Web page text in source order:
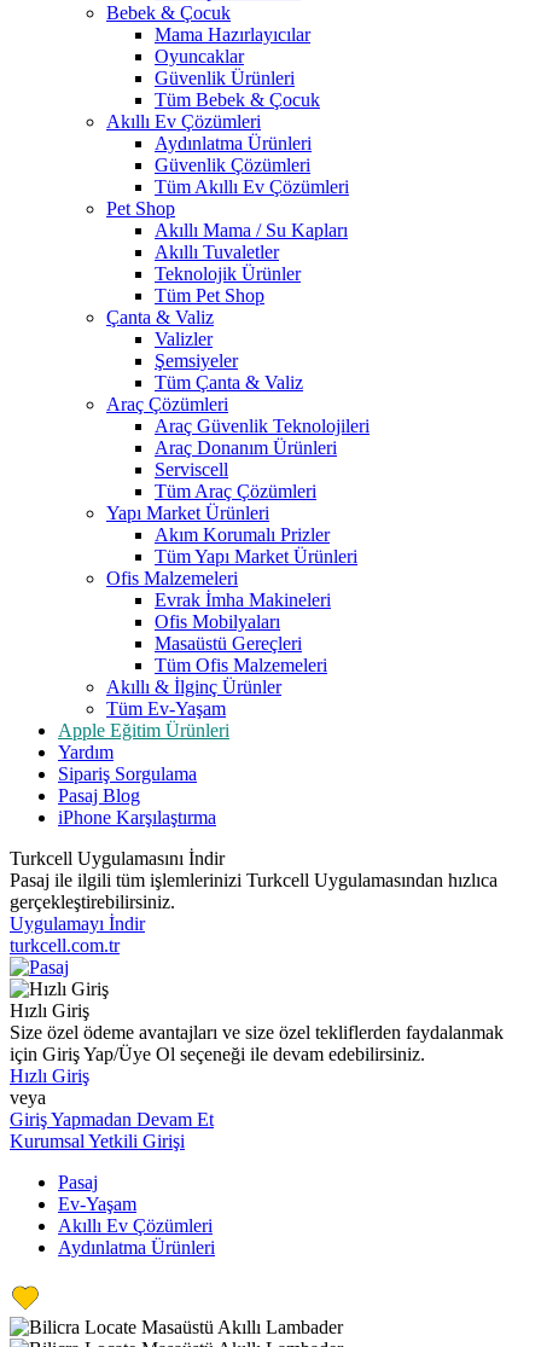
Bebek & Çocuk
Mama Hazırlayıcılar
Oyuncaklar
Güvenlik Ürünleri
Tüm Bebek & Çocuk
Akıllı Ev Çözümleri
Aydınlatma Ürünleri
Güvenlik Çözümleri
Tüm Akıllı Ev Çözümleri
Pet Shop
Akıllı Mama / Su Kapları
Akıllı Tuvaletler
Teknolojik Ürünler
Tüm Pet Shop
Çanta & Valiz
Valizler
Şemsiyeler
Tüm Çanta & Valiz
Araç Çözümleri
Araç Güvenlik Teknolojileri
Araç Donanım Ürünleri
Serviscell
Tüm Araç Çözümleri
Yapı Market Ürünleri
Akım Korumalı Prizler
Tüm Yapı Market Ürünleri
Ofis Malzemeleri
Evrak İmha Makineleri
Ofis Mobilyaları
Masaüstü Gereçleri
Tüm Ofis Malzemeleri
Akıllı & İlginç Ürünler
Tüm Ev-Yaşam
Apple Eğitim Ürünleri
Yardım
Sipariş Sorgulama
Pasaj Blog
iPhone Karşılaştırma
Turkcell Uygulamasını İndir
Pasaj ile ilgili tüm işlemlerinizi Turkcell Uygulamasından hızlıca
gerçekleştirebilirsiniz.
Uygulamayı İndir
turkcell.com.tr
Hızlı Giriş
Size özel ödeme avantajları ve size özel tekliflerden faydalanmak
için Giriş Yap/Üye Ol seçeneği ile devam edebilirsiniz.
Hızlı Giriş
veya
Giriş Yapmadan Devam Et
Kurumsal Yetkili Girişi
Pasaj
Ev-Yaşam
Akıllı Ev Çözümleri
Aydınlatma Ürünleri